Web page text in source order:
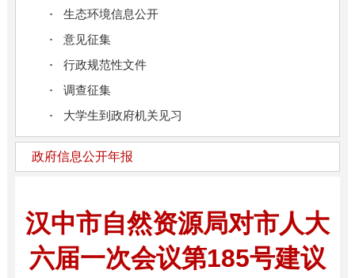
生态环境信息公开
意见征集
行政规范性文件
调查征集
大学生到政府机关见习
政府信息公开年报
汉中市自然资源局对市人大
六届一次会议第185号建议